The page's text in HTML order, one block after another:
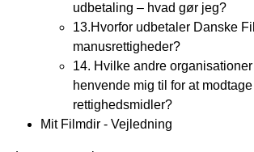
udbetaling – hvad gør jeg?
13.Hvorfor udbetaler Danske
manusrettigheder?
14. Hvilke andre
henvende mig til for at modtage
rettighedsmidler?
Mit Filmdir - Vejledning